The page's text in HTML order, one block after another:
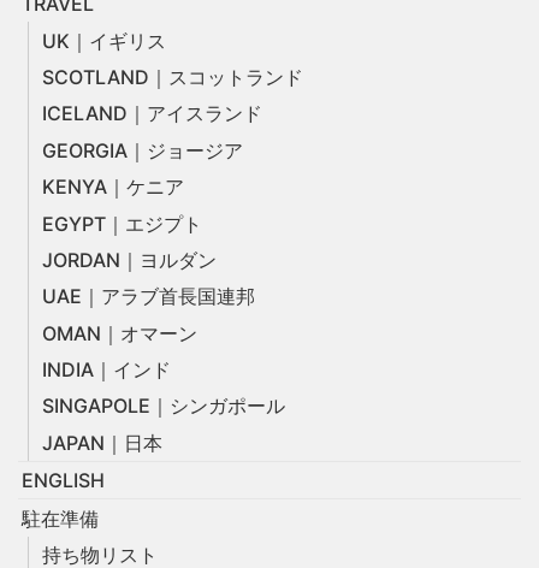
UK｜イギリス
SCOTLAND｜スコットランド
ICELAND｜アイスランド
GEORGIA｜ジョージア
KENYA｜ケニア
EGYPT｜エジプト
JORDAN｜ヨルダン
UAE｜アラブ首長国連邦
OMAN｜オマーン
INDIA｜インド
SINGAPOLE｜シンガポール
JAPAN｜日本
ENGLISH
駐在準備
持ち物リスト